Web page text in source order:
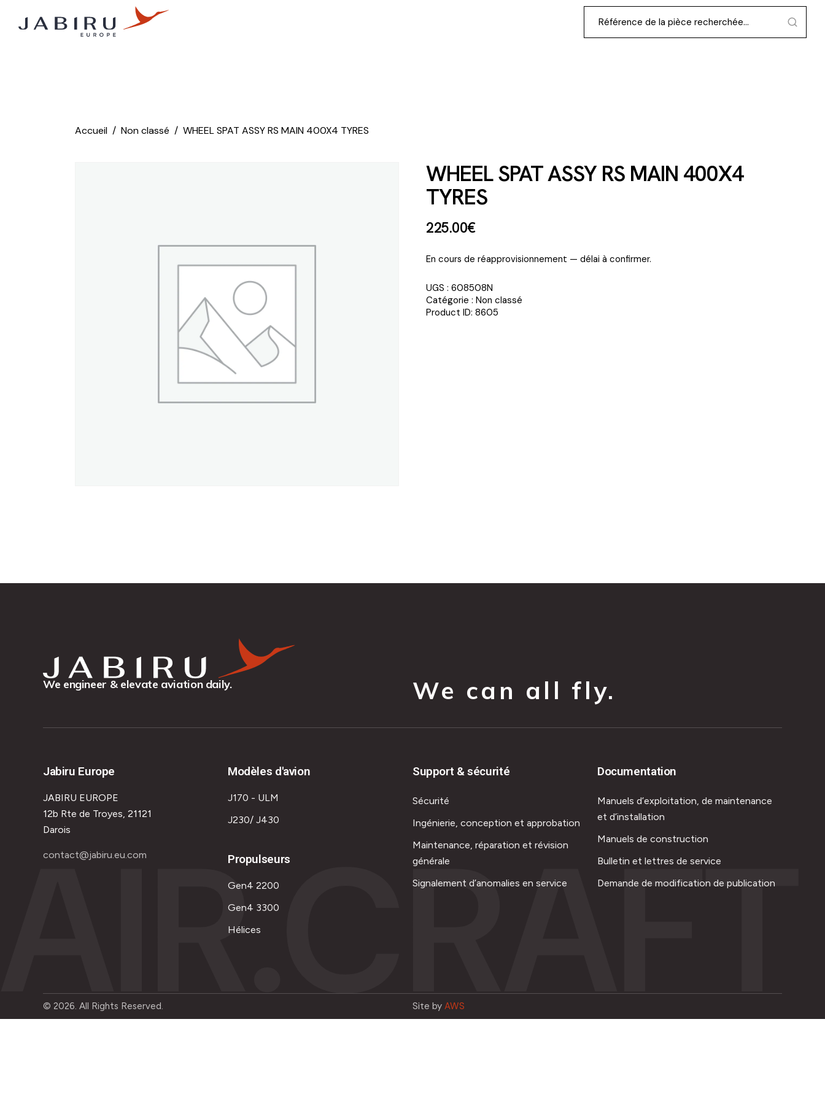
Accueil Non classé WHEEL SPAT ASSY RS MAIN 400X4 TYRES
WHEEL SPAT ASSY RS MAIN 400X4
TYRES
225.00€
En cours de réapprovisionnement — délai à confirmer.
UGS : 608508N
Catégorie : Non classé
Product ID: 8605
We engineer & elevate aviation daily. We can all fly.
Jabiru Europe
JABIRU EUROPE
12b Rte de Troyes, 21121
Darois
contact@jabiru.eu.com
Modèles d'avion
J170 - ULM
J230/ J430
Propulseurs
Gen4 2200
Gen4 3300
Hélices
Support & sécurité
Sécurité
Ingénierie, conception et approbation
Maintenance, réparation et révision
générale
Signalement d’anomalies en service
Documentation
Manuels d’exploitation, de maintenance
et d’installation
Manuels de construction
Bulletin et lettres de service
Demande de modification de publication
AIR.CRAFT
© 2026. All Rights Reserved. Site by AWS